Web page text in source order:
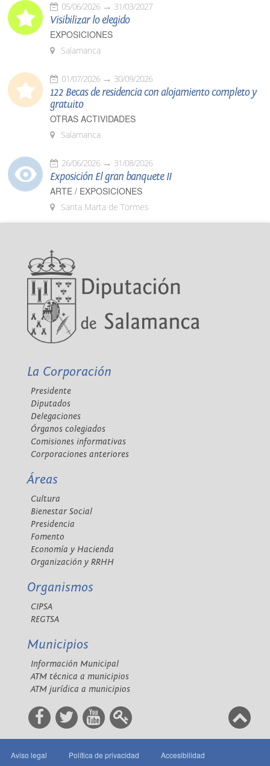
05/06/2026 31/03/2027
Visibilizar lo elegido
EXPOSICIONES
Salamanca
01/07/2026 30/09/2026
122 Becas de residencia con alojamiento completo y
gratuito
OTRAS ACTIVIDADES
Salamanca
26/06/2026 31/08/2026
Exposición El gran banquete II
ARTE / EXPOSICIONES
Santa Marta de Tormes
La Corporación
Presidente
Diputados
Delegaciones
Órganos colegiados
Comisiones informativas
Corporaciones anteriores
Áreas
Cultura
Bienestar Social
Presidencia
Fomento
Economía y Hacienda
Organización y RRHH
Organismos
CIPSA
REGTSA
Municipios
Información Municipal
ATM técnica a municipios
ATM jurídica a municipios
Aviso legal Política de privacidad Accesibilidad